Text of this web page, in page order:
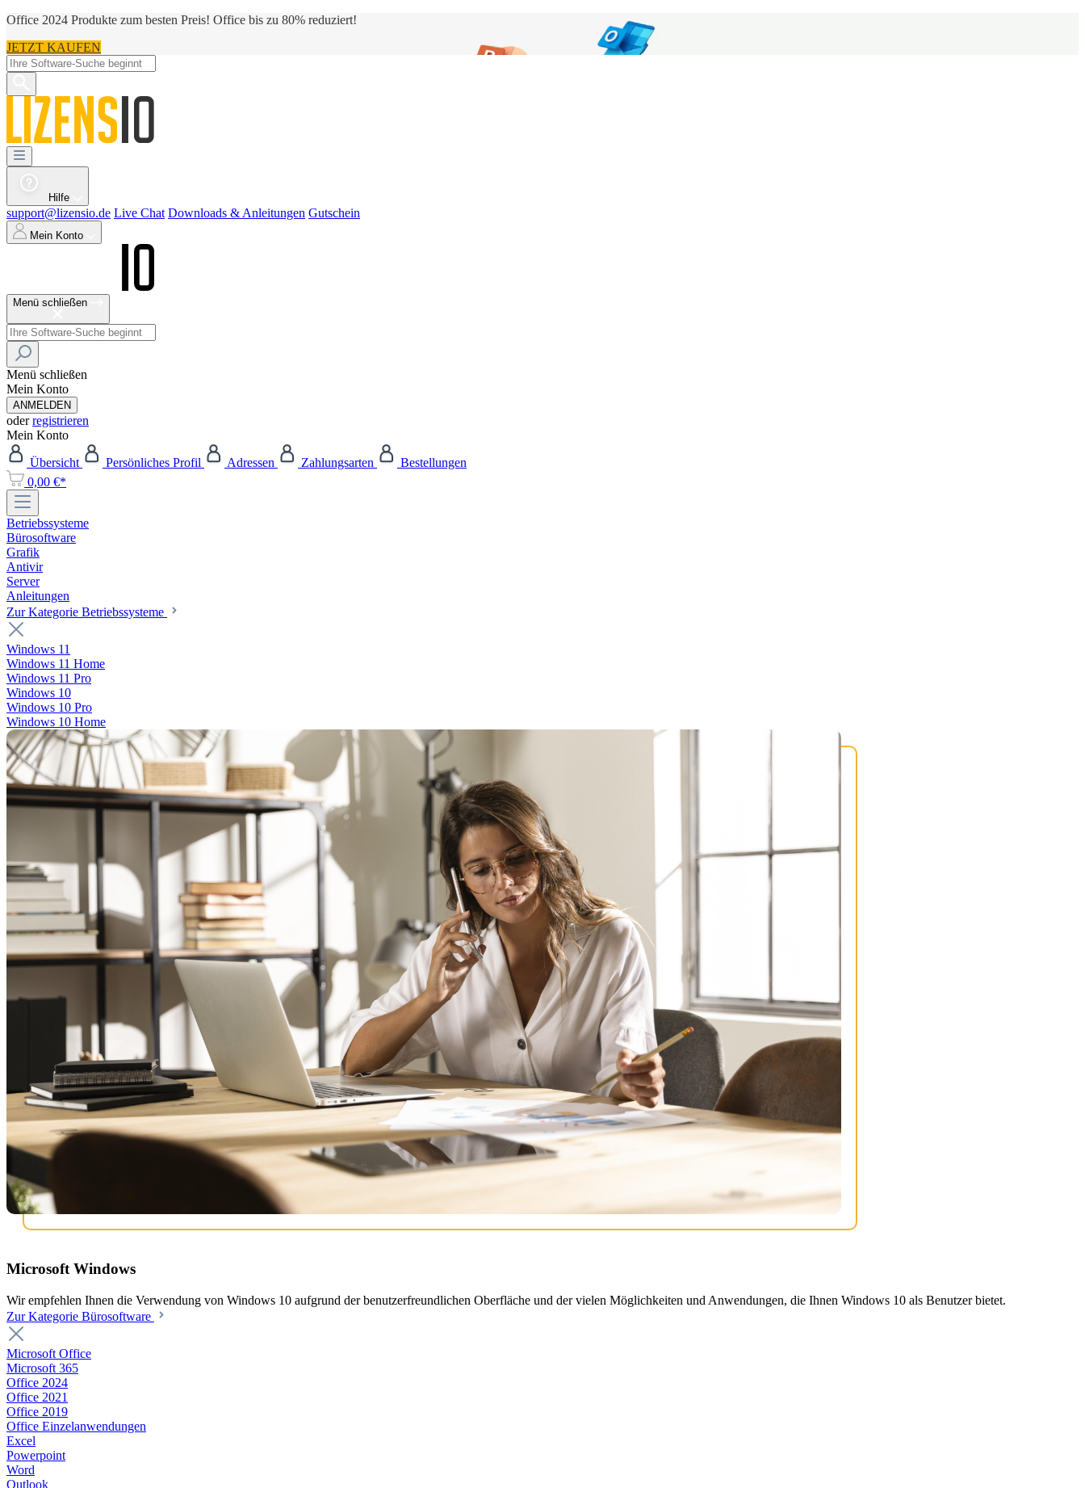
Office 2024 Produkte zum besten Preis! Office bis zu 80% reduziert!
JETZT KAUFEN
Hilfe
support@lizensio.de Live Chat Downloads & Anleitungen Gutschein
Mein Konto
Menü schließen
Menü schließen
Mein Konto
ANMELDEN
oderregistrieren
Mein Konto
Übersicht
Persönliches Profil Adressen Zahlungsarten
Bestellungen
0,00 €*
Betriebssysteme
Bürosoftware
Grafik
Antivir
Server
Anleitungen
Zur Kategorie Betriebssysteme
Windows 11
Windows 11 Home
Windows 11 Pro
Windows 10
Windows 10 Pro
Windows 10 Home
Microsoft Windows
Wir empfehlen Ihnen die Verwendung von Windows 10 aufgrund der benutzerfreundlichen Oberfläche und der vielen Möglichkeiten und Anwendungen, die Ihnen Windows 10 als Benutzer bietet.
Zur Kategorie Bürosoftware
Microsoft Office
Microsoft 365
Office 2024
Office 2021
Office 2019
Office Einzelanwendungen
Excel
Powerpoint
Word
Outlook